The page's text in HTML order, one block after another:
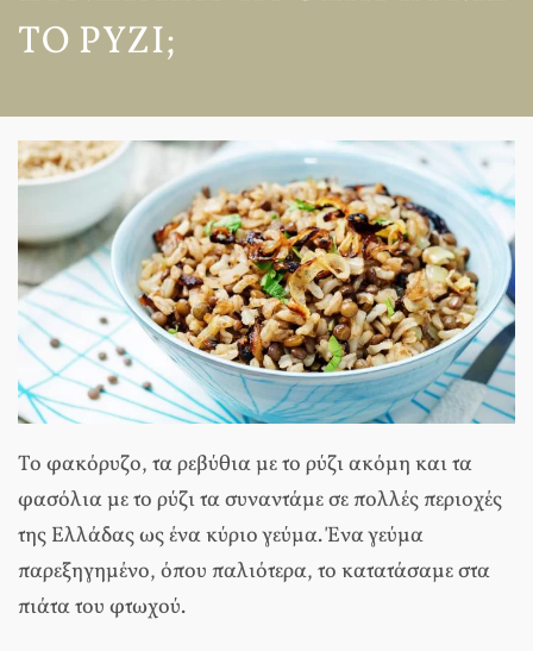
ΤΟ ΡΎΖΙ;
Το φακόρυζο, τα ρεβύθια με το ρύζι ακόμη και τα
φασόλια με το ρύζι τα συναντάμε σε πολλές περιοχές
της Ελλάδας ως ένα κύριο γεύμα. Ένα γεύμα
παρεξηγημένο, όπου παλιότερα, το κατατάσαμε στα
πιάτα του φτωχού.